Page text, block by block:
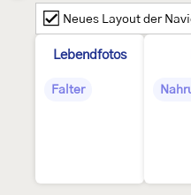
Neues Layout der
Lebendfotos
Falter